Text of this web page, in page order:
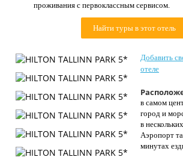
проживания с первоклассным сервисом.
Найти туры в этот отель
Добавить
отеле
в самом
город и
в
Аэропорт
минутах